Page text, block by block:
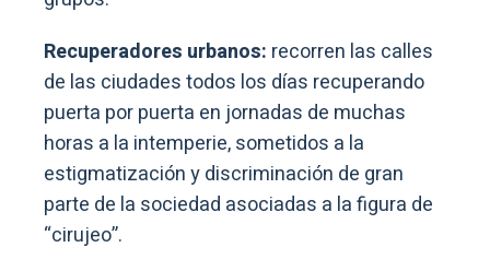
Recuperadores urbanos: recorren las calles
de las ciudades todos los días recuperando
puerta por puerta en jornadas de muchas
horas a la intemperie, sometidos a la
estigmatización y discriminación de gran
parte de la sociedad asociadas a la figura de
“cirujeo”.